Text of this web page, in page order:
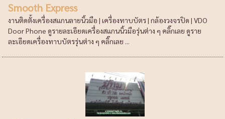
Smooth Express
งานติดตั้งเครื่องสแกนลายนิ้วมือ | เครื่องทาบบัตร | กล้องวงจรปิด | VDO
Door Phone ดูรายละเอียดเครื่องสแกนนิ้วมือรุ่นต่าง ๆ คลิ๊กเลย ดูราย
ละเอียดเครื่องทาบบัตรรุ่นต่าง ๆ คลิ๊กเลย ...